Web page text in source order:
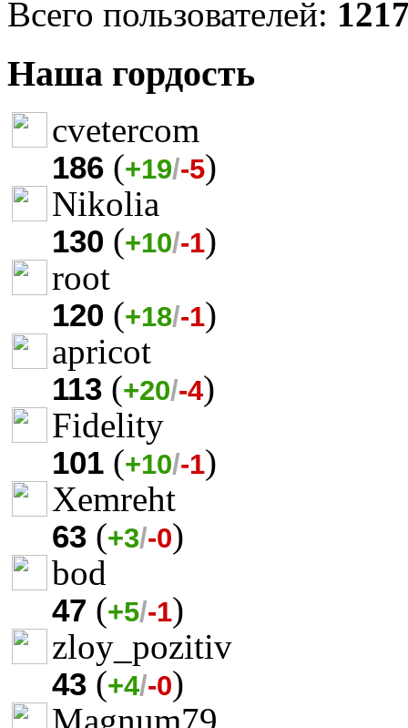
Всего пользователей:
Наша гордость
cvetercom
186 (+19/-5)
Nikolia
130 (+10/-1)
root
120 (+18/-1)
apricot
113 (+20/-4)
Fidelity
101 (+10/-1)
Xemreht
63 (+3/-0)
bod
47 (+5/-1)
zloy_pozitiv
43 (+4/-0)
Magnum79